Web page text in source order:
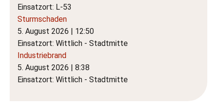
Einsatzort: L-53
Sturmschaden
5. August 2026 | 12:50
Einsatzort: Wittlich - Stadtmitte
Industriebrand
5. August 2026 | 8:38
Einsatzort: Wittlich - Stadtmitte